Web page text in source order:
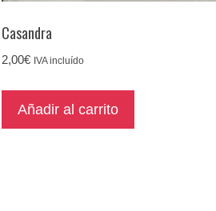
Casandra
2,00€ IVA incluído
Añadir al carrito